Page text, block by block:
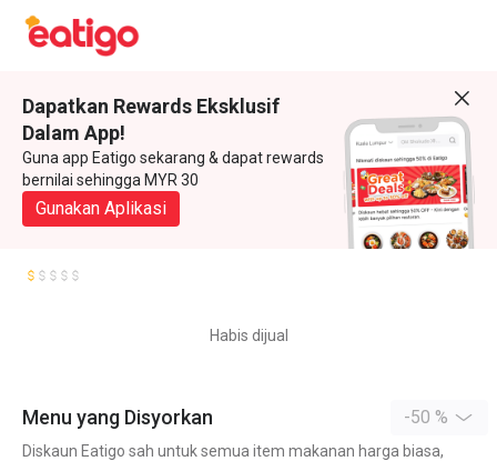
Dapatkan Rewards Eksklusif
Dalam App!
Guna app Eatigo sekarang & dapat rewards
bernilai sehingga MYR 30
Gunakan Aplikasi
Habis dijual
Menu yang Disyorkan -50 %
Diskaun Eatigo sah untuk semua item makanan harga biasa,